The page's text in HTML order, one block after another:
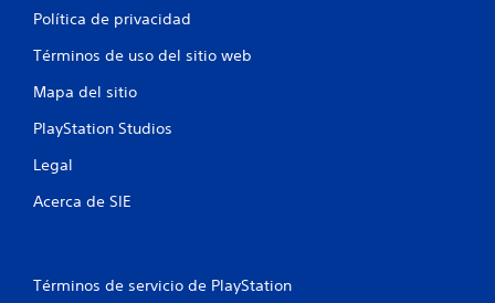
s
n
o
n
l
t
Política de privacidad
Términos de uso del sitio web
Mapa del sitio
PlayStation Studios
Legal
Acerca de SIE
Términos de servicio de PlayStation